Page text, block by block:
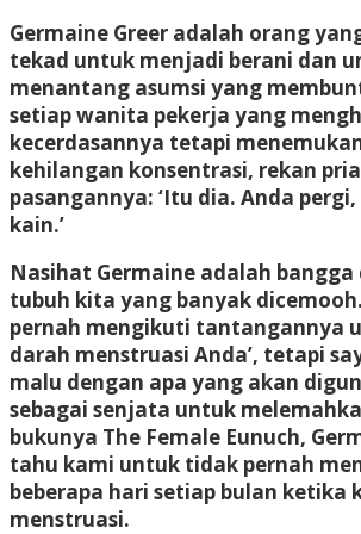
Germaine Greer adalah orang
tekad untuk menjadi berani dan
menantang asumsi yang
setiap wanita pekerja yang
kecerdasannya tetapi
kehilangan konsentrasi, rekan
pasangannya: ‘Itu dia. Anda
kain.’
Nasihat Germaine adalah
tubuh kita yang banyak
pernah mengikuti tantangannya
darah menstruasi Anda’, tetapi
malu dengan apa yang akan
sebagai senjata untuk
bukunya The Female Eunuch,
tahu kami untuk tidak pernah
beberapa hari setiap bulan ketika
menstruasi.